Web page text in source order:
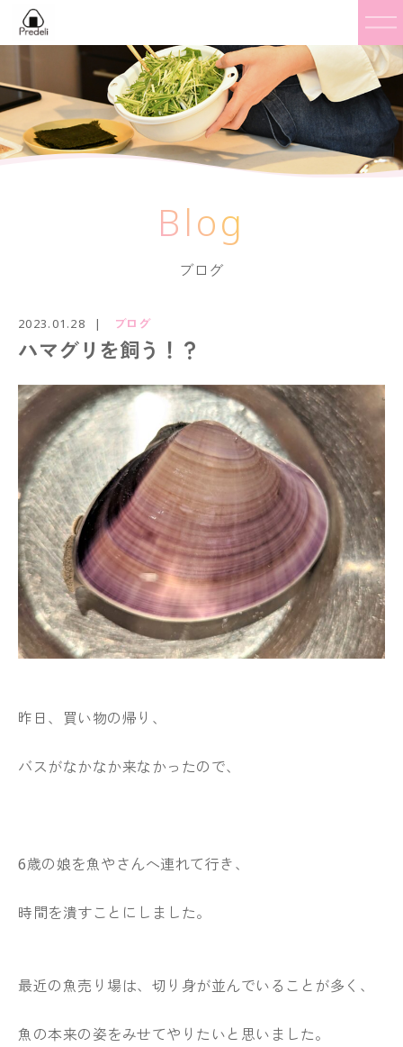
Blog
ブログ
2023.01.28 ブログ
ハマグリを飼う！？
昨日、買い物の帰り、
バスがなかなか来なかったので、
6歳の娘を魚やさんへ連れて行き、
時間を潰すことにしました。
最近の魚売り場は、切り身が並んでいることが多く、
魚の本来の姿をみせてやりたいと思いました。